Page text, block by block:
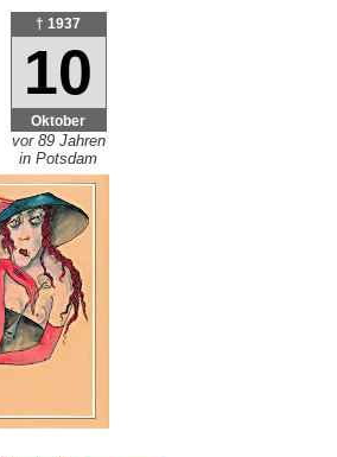
† 1937
10
Oktober
vor 89 Jahren
in Potsdam